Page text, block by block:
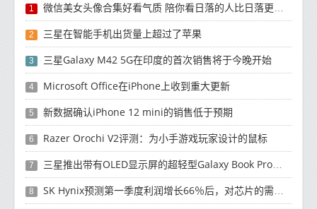
1 微信美女头像合集好看气质 陪你看日落的人比日落更浪漫
2 三星在智能手机出货量上超过了苹果
3 三星Galaxy M42 5G在印度的首次销售将于今晚开始
4 Microsoft Office在iPhone上收到重大更新
5 新数据确认iPhone 12 mini的销售低于预期
6 Razer Orochi V2评测：为小手游戏玩家设计的鼠标
7 三星推出带有OLED显示屏的超轻型Galaxy Book Pro和Galaxy Book Pro 360笔记本电脑
8 SK Hynix预测第一季度利润增长66％后，对芯片的需求将增强